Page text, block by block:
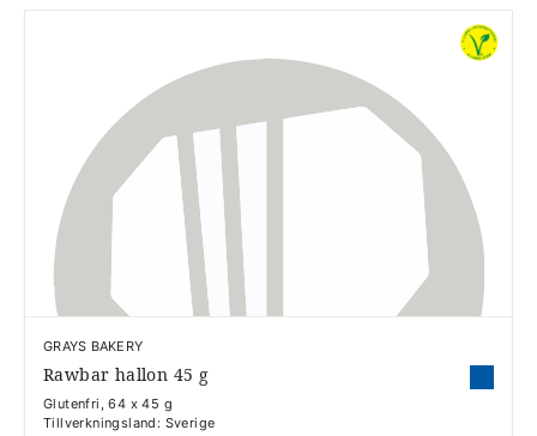
GRAYS BAKERY
Rawbar hallon 45 g
Glutenfri, 64 x 45 g
Tillverkningsland: Sverige